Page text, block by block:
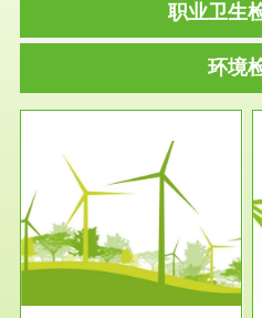
职业卫生
环境
服务范围
环保竣工验收
根据《建设项目环境保护管理条
例》第十七条 编制环境影响报